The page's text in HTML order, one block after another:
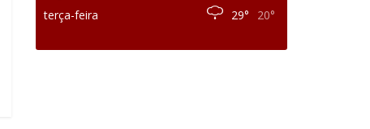
terça-feira
29° 20°